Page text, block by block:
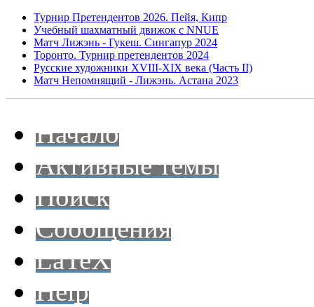
Турнир Претендентов 2026. Пейя, Кипр
Учебный шахматный движок с NNUE
Матч Лижэнь - Гукеш. Сингапур 2024
Торонто. Турнир претендентов 2024
Русские художники XVIII-XIX века (Часть II)
Матч Непомнящий - Лижэнь. Астана 2023
Начало
Активные темы
Поиск
Сообщения
LaTeX
Help